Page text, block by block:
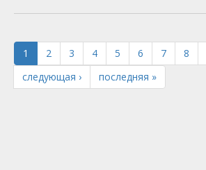
1 2 3 4 5 6 7 8
следующая ›
последняя »